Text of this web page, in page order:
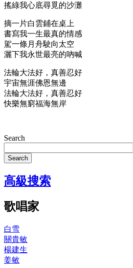
搖綠我心底尋覓的沙灘
摘一片白雲鋪在桌上
書寫我一生最真的情感
駕一條月舟駛向太空
灑下我永世最亮的吶喊
法輪大法好，真善忍好
宇宙無涯佛恩無邊
法輪大法好，真善忍好
快樂無窮福海無岸
Search
Search
高級搜索
歌唱家
白雪
關貴敏
楊建生
姜敏